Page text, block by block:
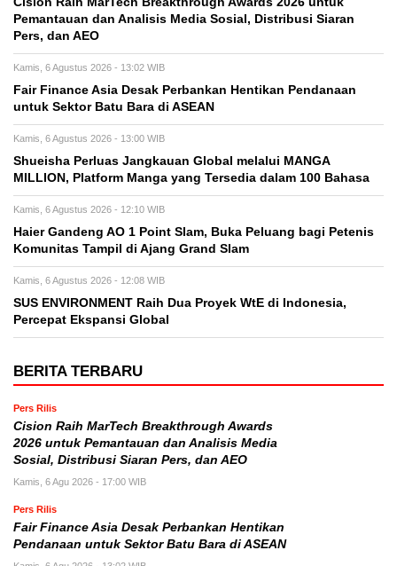
Pemantauan dan Analisis Media Sosial, Distribusi Siaran
Pers, dan AEO
Kamis, 6 Agustus 2026 - 13:02 WIB
Fair Finance Asia Desak Perbankan Hentikan Pendanaan
untuk Sektor Batu Bara di ASEAN
Kamis, 6 Agustus 2026 - 13:00 WIB
Shueisha Perluas Jangkauan Global melalui MANGA
MILLION, Platform Manga yang Tersedia dalam 100 Bahasa
Kamis, 6 Agustus 2026 - 12:10 WIB
Haier Gandeng AO 1 Point Slam, Buka Peluang bagi Petenis
Komunitas Tampil di Ajang Grand Slam
Kamis, 6 Agustus 2026 - 12:08 WIB
SUS ENVIRONMENT Raih Dua Proyek WtE di Indonesia,
Percepat Ekspansi Global
BERITA TERBARU
Pers Rilis
Cision Raih MarTech Breakthrough Awards
2026 untuk Pemantauan dan Analisis Media
Sosial, Distribusi Siaran Pers, dan AEO
Kamis, 6 Agu 2026 - 17:00 WIB
Pers Rilis
Fair Finance Asia Desak Perbankan Hentikan
Pendanaan untuk Sektor Batu Bara di ASEAN